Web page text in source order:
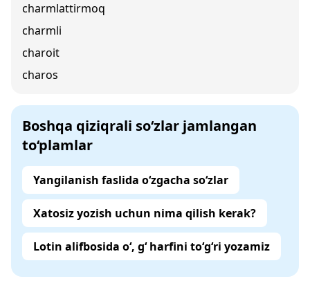
charmlattirmoq
charmli
charoit
charos
Boshqa qiziqrali so‘zlar jamlangan
to‘plamlar
Yangilanish faslida o‘zgacha so‘zlar
Xatosiz yozish uchun nima qilish kerak?
Lotin alifbosida o‘, g‘ harfini to‘g‘ri yozamiz